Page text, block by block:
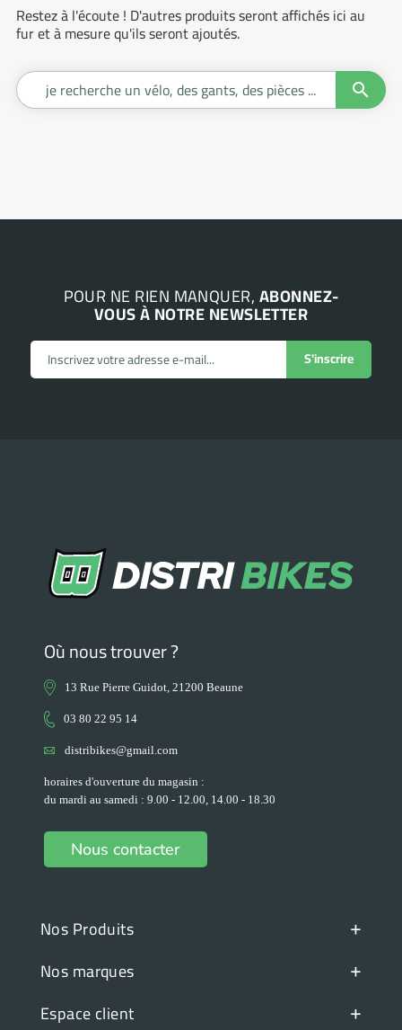
Restez à l'écoute ! D'autres produits seront affichés ici au
fur et à mesure qu'ils seront ajoutés.

Je
POUR NE RIEN MANQUER,ABONNEZ-
VOUS À NOTRE NEWSLETTER
Où nous trouver ?
13 Rue Pierre Guidot, 21200 Beaune
03 80 22 95 14
distribikes@gmail.com
horaires d'ouverture du magasin :
du mardi au samedi : 9.00 - 12.00, 14.00 - 18.30
Nous contacter
Nos Produits +
Nos marques +
Espace client +